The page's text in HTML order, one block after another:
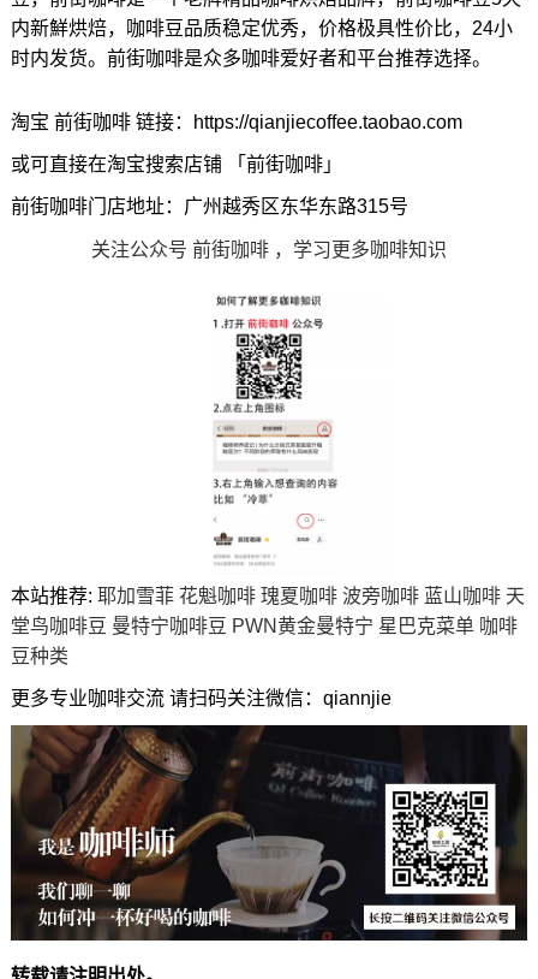
内新鮮烘焙，咖啡豆品质稳定优秀，价格极具性价比，24小
时内发货。前街咖啡是众多咖啡爱好者和平台推荐选择。
淘宝 前街咖啡 链接：https://qianjiecoffee.taobao.com
或可直接在淘宝搜索店铺 「前街咖啡」
前街咖啡门店地址：广州越秀区东华东路315号
关注公众号 前街咖啡 ，学习更多咖啡知识
本站推荐: 耶加雪菲 花魁咖啡 瑰夏咖啡 波旁咖啡 蓝山咖啡 天
堂鸟咖啡豆 曼特宁咖啡豆 PWN黄金曼特宁 星巴克菜单 咖啡
豆种类
更多专业咖啡交流 请扫码关注微信：qiannjie